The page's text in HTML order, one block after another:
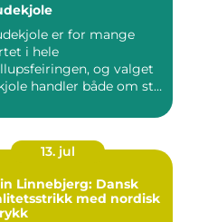
er for mange
i hele
og valget
handler både om stil,
13. jul
Linnebjerg: Dansk
med nordisk